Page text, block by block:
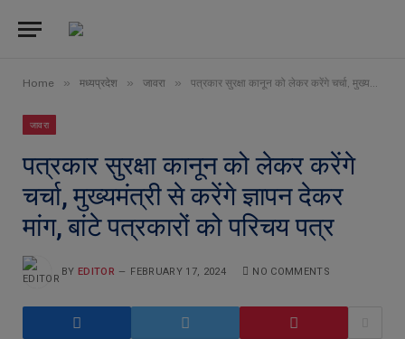
Home » मध्यप्रदेश » जावरा » पत्रकार सुरक्षा कानून को लेकर करेंगे चर्चा, मुख्यमंत्री से करेंगे ज्ञापन देकर मांग, बांटे पत्रकारों को परिचय पत्र
जावरा
पत्रकार सुरक्षा कानून को लेकर करेंगे
चर्चा, मुख्यमंत्री से करेंगे ज्ञापन देकर
मांग, बांटे पत्रकारों को परिचय पत्र
BY EDITOR FEBRUARY 17, 2024 NO COMMENTS